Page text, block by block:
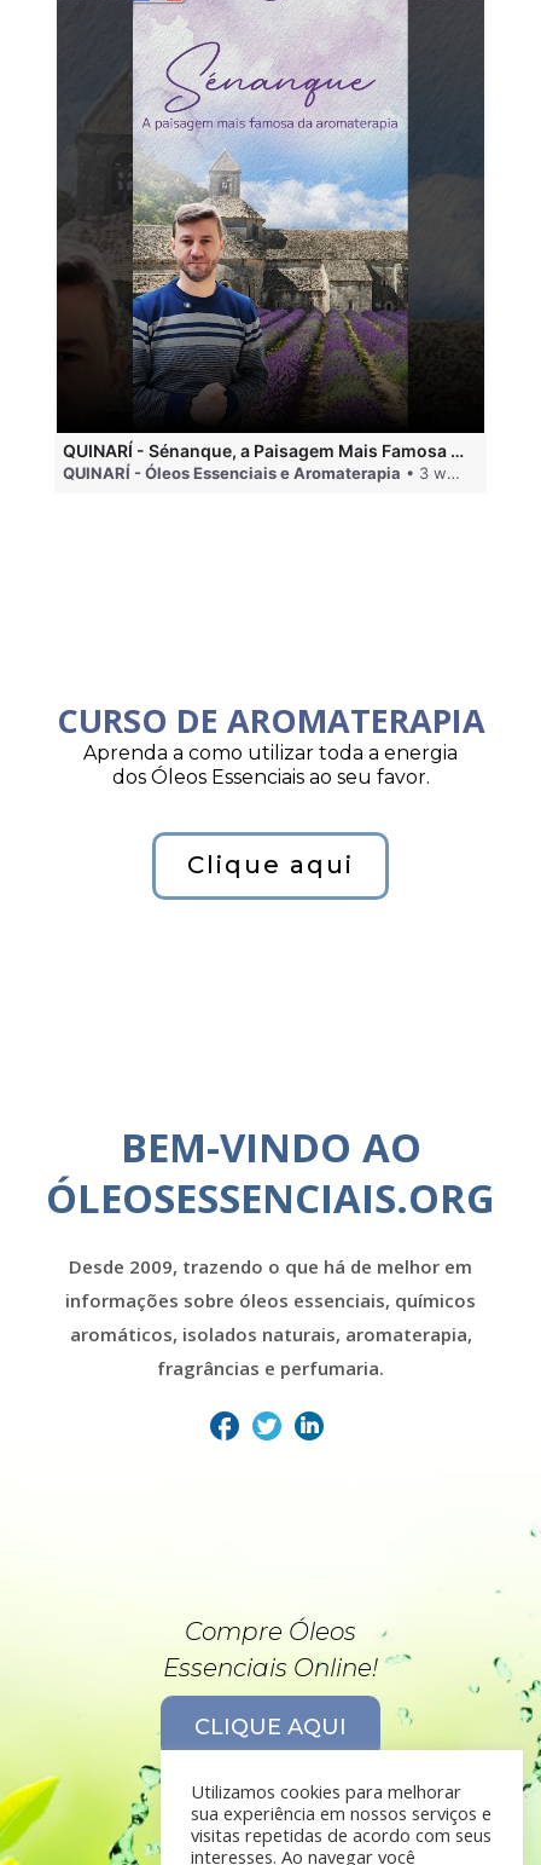
QUINARÍ - Sénanque, a Paisagem Mais Famosa da Aromaterapia
QUINARÍ - Óleos Essenciais e Aromaterapia • 3 weeks ago
CURSO DE AROMATERAPIA
Aprenda a como utilizar toda a energia
dos Óleos Essenciais ao seu favor.
Clique aqui
BEM-VINDO AO
ÓLEOSESSENCIAIS.ORG
Desde 2009, trazendo o que há de melhor em
informações sobre óleos essenciais, químicos
aromáticos, isolados naturais, aromaterapia,
fragrâncias e perfumaria.
Compre Óleos
Essenciais Online!
CLIQUE AQUI
Utilizamos cookies para melhorar
sua experiência em nossos serviços e
visitas repetidas de acordo com seus
interesses. Ao navegar você